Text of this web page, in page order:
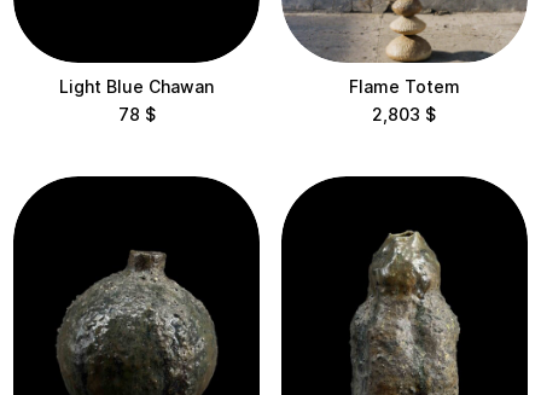
100-200 cm
> 200 cm
Light Blue Chawan
78 $
Flame Totem
2,803 $